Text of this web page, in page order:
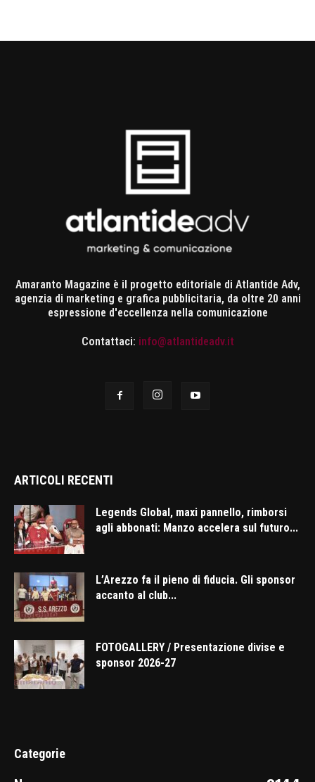
Amaranto Magazine è il progetto editoriale di Atlantide Adv,
agenzia di marketing e grafica pubblicitaria, da oltre 20 anni
espressione d'eccellenza nella comunicazione
Contattaci: info@atlantideadv.it
ARTICOLI RECENTI
Legends Global, maxi pannello, rimborsi
agli abbonati: Manzo accelera sul futuro...
L’Arezzo fa il pieno di fiducia. Gli sponsor
accanto al club...
FOTOGALLERY / Presentazione divise e
sponsor 2026-27
Categorie